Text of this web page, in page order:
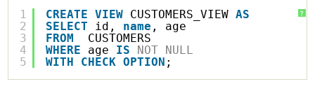
?
1
2
3
4
5
CREATE VIEW CUSTOMERS_VIEW AS
SELECT
id, name , age
FROM
CUSTOMERS
WHERE
age IS NOT NULL
WITH
CHECK OPTION ;